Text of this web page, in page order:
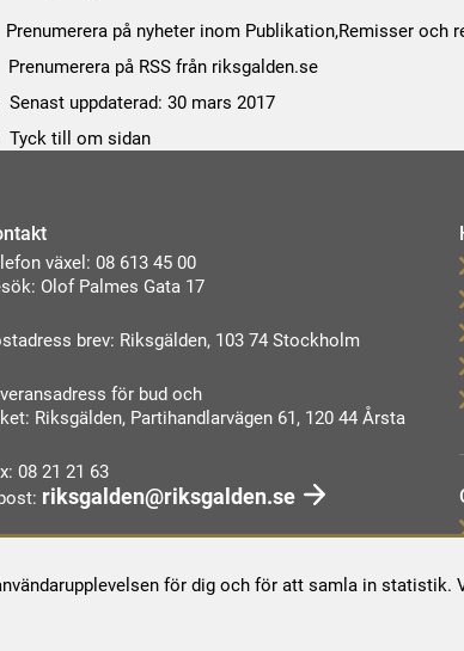
för dig och för att samla in statistik.
Prenumerera på nyheter inom Publikation,Remisser och
Prenumerera på RSS från riksgalden.se
Senast uppdaterad: 30 mars 2017
Tyck till om sidan
växel: 08 613 45 00
Olof Palmes Gata 17
brev: Riksgälden, 103 74 Stockholm
för bud och
Riksgälden, Partihandlarvägen 61, 120 44 Årsta
08 21 21 63
riksgalden@riksgalden.se